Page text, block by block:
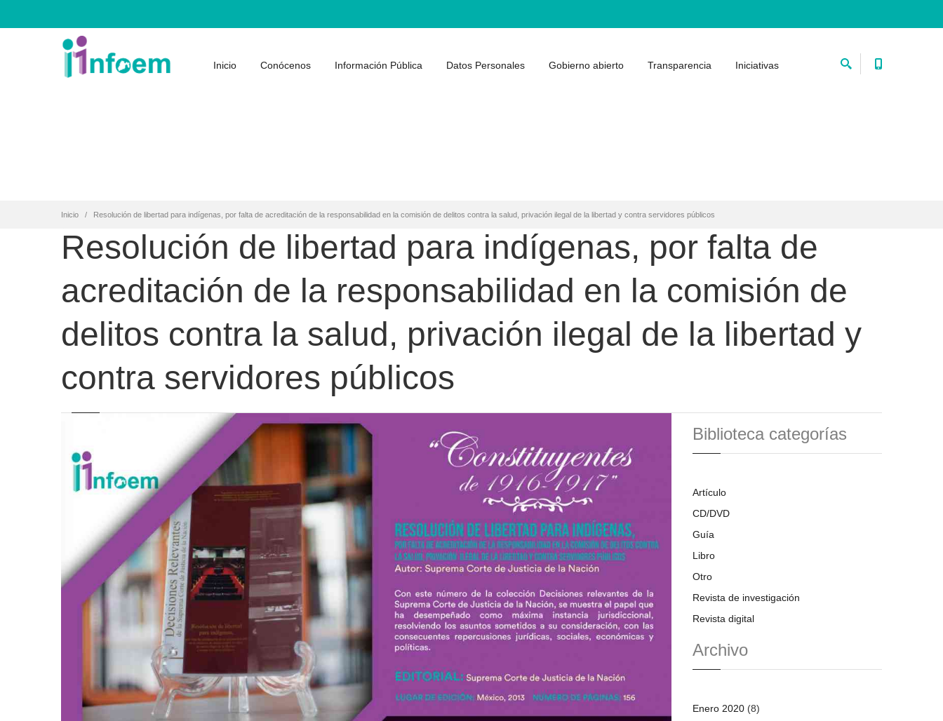
Inicio Conócenos Información Pública Datos Personales Gobierno abierto Transparencia Iniciativas
Inicio Resolución de libertad para indígenas, por falta de acreditación de la responsabilidad en la comisión de delitos contra la salud, privación ilegal de la libertad y contra servidores públicos
Resolución de libertad para indígenas, por falta de
acreditación de la responsabilidad en la comisión de
delitos contra la salud, privación ilegal de la libertad y
contra servidores públicos
Biblioteca categorías
Artículo
CD/DVD
Guía
Libro
Otro
Revista de investigación
Revista digital
Archivo
Enero 2020 (8)